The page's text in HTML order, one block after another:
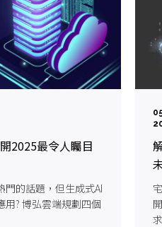
2025最令人矚目
門的話題，但生成式AI
? 博弘雲端規劃四個